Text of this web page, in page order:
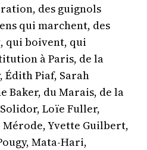
des guignols
qui marchent, des
qui boivent, qui
à Paris, de la
Édith Piaf, Sarah
Baker, du Marais, de la
Loïe Fuller,
Yvette Guilbert,
Mata-Hari,